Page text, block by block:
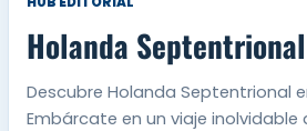
Holanda Septentrional
Descubre Holanda Septentrional
Embárcate en un viaje inolvidable